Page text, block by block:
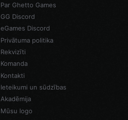
Par Ghetto Games
GG Discord
eGames Discord
Privātuma politika
Rekvizīti
Komanda
Kontakti
Ieteikumi un sūdzības
Akadēmija
Mūsu logo